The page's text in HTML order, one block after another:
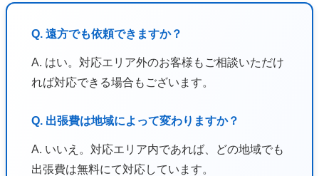
Q. 遠方でも依頼できますか？
A. はい。対応エリア外のお客様もご相談いただけ
れば対応できる場合もございます。
Q. 出張費は地域によって変わりますか？
A. いいえ。対応エリア内であれば、どの地域でも
出張費は無料にて対応しています。